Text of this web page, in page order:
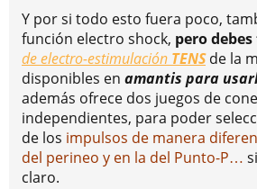
Y por si todo esto fuera poco,
función electro shock, pero
de electro-estimulación TENSde la
disponibles en amantis para
además ofrece dos juegos de
independientes, para poder
de los impulsos de manera
del perineo y en la del Punto-P…
claro.